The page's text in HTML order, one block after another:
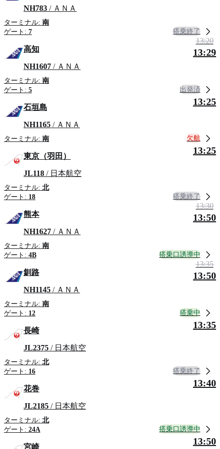
NH783 / ＡＮＡ
ターミナル: 南
ゲート: 7 搭乗終了
高知
NH1607 / ＡＮＡ
ターミナル: 南
ゲート: 5
13:20
13:29
出発済
石垣島
NH1165 / ＡＮＡ
ターミナル: 南
13:25
欠航
東京（羽田）
JL118 / 日本航空
ターミナル: 北
ゲート: 18
13:25
搭乗終了
熊本
NH1627 / ＡＮＡ
ターミナル: 南
ゲート: 4B
13:30
13:50
搭乗口誘導中
釧路
NH1145 / ＡＮＡ
ターミナル: 南
ゲート: 12
13:35
13:50
搭乗中
長崎
JL2375 / 日本航空
ターミナル: 北
ゲート: 16
13:35
搭乗終了
花巻
JL2185 / 日本航空
ターミナル: 北
ゲート: 24A
13:40
搭乗口誘導中
宮崎
13:50